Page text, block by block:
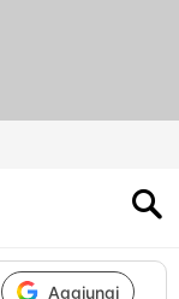
Aggiungi